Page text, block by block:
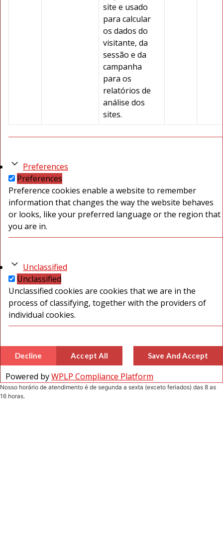
site e usado
para calcular
os dados do
visitante, da
sessão e da
campanha
para os
relatórios de
análise dos
sites.
Preferences
Preferences
Preference cookies enable a website to remember
information that changes the way the website behaves
or looks, like your preferred language or the region that
you are in.
Unclassified
Unclassified
Unclassified cookies are cookies that we are in the
process of classifying, together with the providers of
individual cookies.
Decline Accept All Save And Accept
Powered byWPLP Compliance Platform
Nosso horário de atendimento é de segunda a sexta (exceto feriados) das 8 as
16 horas.